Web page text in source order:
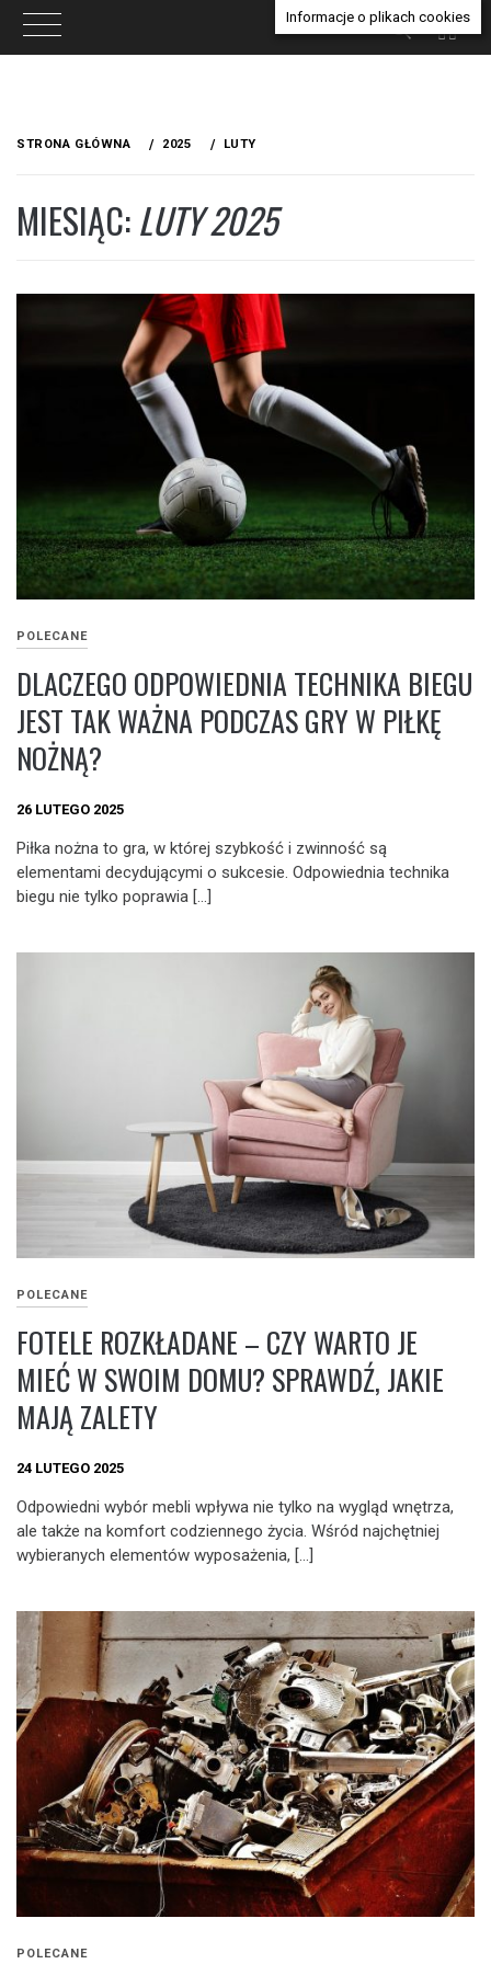
STRONA GŁÓWNA 2025 LUTY
MIESIĄC:LUTY 2025
POLECANE
DLACZEGO ODPOWIEDNIA TECHNIKA BIEGU
JEST TAK WAŻNA PODCZAS GRY W PIŁKĘ
NOŻNĄ?
26 LUTEGO 2025
Piłka nożna to gra, w której szybkość i zwinność są
elementami decydującymi o sukcesie. Odpowiednia technika
biegu nie tylko poprawia […]
POLECANE
FOTELE ROZKŁADANE – CZY WARTO JE
MIEĆ W SWOIM DOMU? SPRAWDŹ, JAKIE
MAJĄ ZALETY
24 LUTEGO 2025
Odpowiedni wybór mebli wpływa nie tylko na wygląd wnętrza,
ale także na komfort codziennego życia. Wśród najchętniej
wybieranych elementów wyposażenia, […]
POLECANE
Informacje o plikach cookies